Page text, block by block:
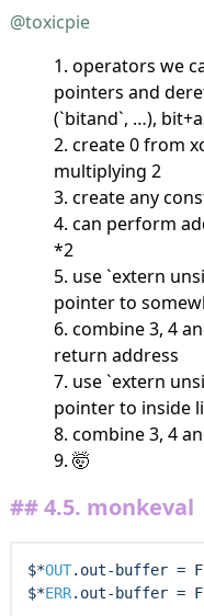
@toxicpie
operators we
pointers and
(`bitand`, …),
create 0 from
multiplying 2
create any
can perform
*2
use `extern
pointer to
combine 3, 4
return address
use `extern
pointer to inside
combine 3, 4
🤯
4.5. monkeval
$*OUT.out-buffer =
$*ERR.out-buffer =